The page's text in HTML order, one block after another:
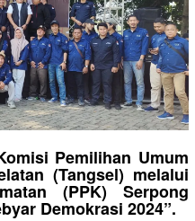
Pemilihan Umum
(Tangsel) melalui
(PPK) Serpong
Demokrasi 2024”.